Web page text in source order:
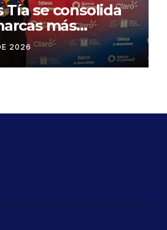
Tía se consolida
más
del Ecuador
2026